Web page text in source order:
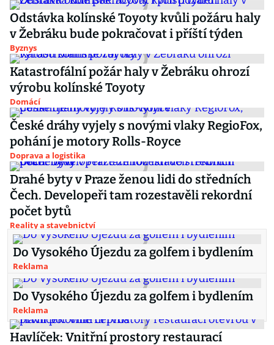
Odstávka kolínské Toyoty kvůli požáru haly
v Žebráku bude pokračovat i příští týden
Byznys
Katastrofální požár haly v Žebráku ohrozí
výrobu kolínské Toyoty
Domácí
České dráhy vyjely s novými vlaky RegioFox,
pohání je motory Rolls-Royce
Doprava a logistika
Drahé byty v Praze ženou lidi do středních
Čech. Developeři tam rozestavěli rekordní
počet bytů
Reality a stavebnictví
Do Vysokého Újezdu za golfem i bydlením
Reklama
Do Vysokého Újezdu za golfem i bydlením
Reklama
Havlíček: Vnitřní prostory restaurací